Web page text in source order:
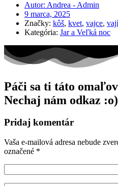
Autor: Andrea - Admin
9 marca, 2025
Značky: kôš, kvet, vajce,
Kategória: Jar a Veľká noc
Páči sa ti táto
Nechaj nám odkaz :o)
Pridaj komentár
Vaša e-mailová adresa nebude
označené *